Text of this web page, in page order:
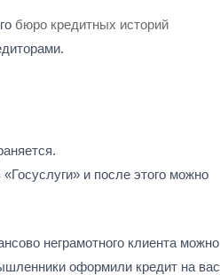
бюро кредитных историй
и после этого можно
неграмотного клиента можно
оформили кредит на вас